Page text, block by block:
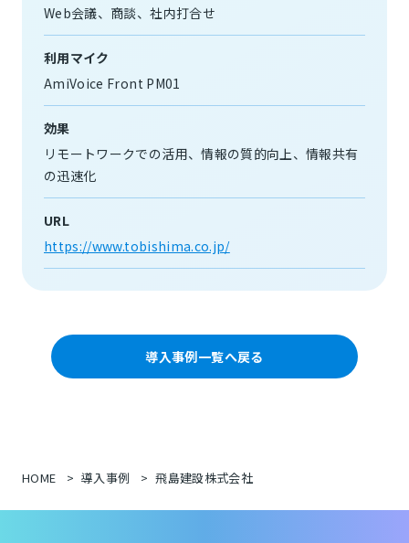
Web会議
商談 社内打合せ
利用マイク
AmiVoice Front PM01
効果
リモートワークでの活用
情報の質的向上
情報共有
の迅速化
URL
https://www.tobishima.co.jp/
導入事例一覧へ戻る
HOME 導入事例 飛島建設株式会社